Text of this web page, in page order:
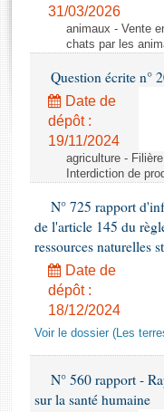
Rapports
Rapports législatifs
Rapports sur
Baromètre de
Dossiers législatifs
Budget et sécurité
Questions écrites et
Comptes rendus des
Anciennes
Liens vers les
31/03/2026
animaux - Vente
chats par les
Question écrite n°
Date de
dépôt :
19/11/2024
agriculture -
Interdiction de
N° 725 rapport
de l'article 145 du
ressources naturelles
Date de
dépôt :
18/12/2024
Voir le dossier (Les
N° 560 rapport -
sur la santé humaine